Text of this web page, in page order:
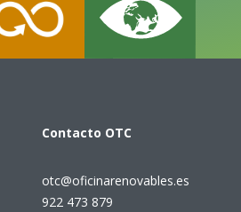
Contacto OTC
otc@oficinarenovables.es
922 473 879